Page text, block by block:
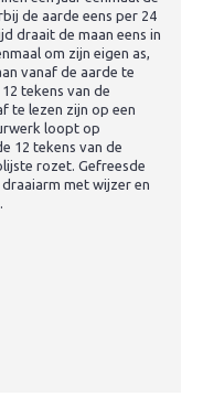
de aarde eens per 24
draait de maan eens in
om zijn eigen as,
vanaf de aarde te
tekens van de
te lezen zijn op een
loopt op
12 tekens van de
rozet. Gefreesde
met wijzer en